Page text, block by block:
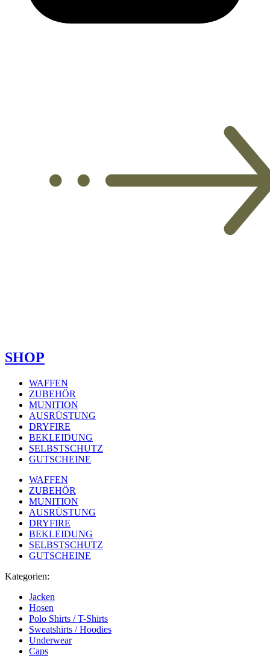
SHOP
WAFFEN
ZUBEHÖR
MUNITION
AUSRÜSTUNG
DRYFIRE
BEKLEIDUNG
SELBSTSCHUTZ
GUTSCHEINE
WAFFEN
ZUBEHÖR
MUNITION
AUSRÜSTUNG
DRYFIRE
BEKLEIDUNG
SELBSTSCHUTZ
GUTSCHEINE
Kategorien:
Jacken
Hosen
Polo Shirts / T-Shirts
Sweatshirts / Hoodies
Underwear
Caps